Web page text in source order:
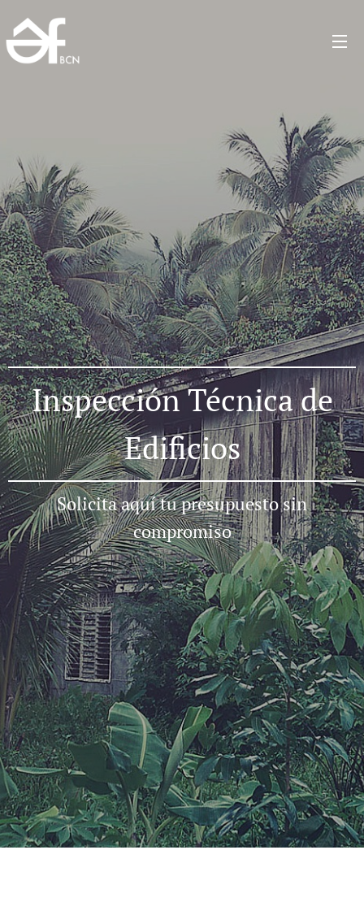
Inspección Técnica de
Edificios
Solicita aquí tu presupuesto sin
compromiso